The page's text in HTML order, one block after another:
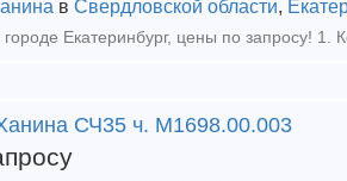
в Свердловской области,
СЧ35 ч. М1698.00.003